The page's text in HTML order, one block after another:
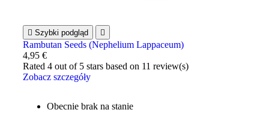
 Szybki podgląd 
Rambutan Seeds (Nephelium Lappaceum)
4,95 €
Rated4 out of 5 stars based on 11 review(s)
Zobacz szczegóły
Obecnie brak na stanie